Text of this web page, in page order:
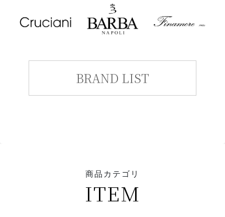
BRAND LIST
商品カテゴリ
ITEM